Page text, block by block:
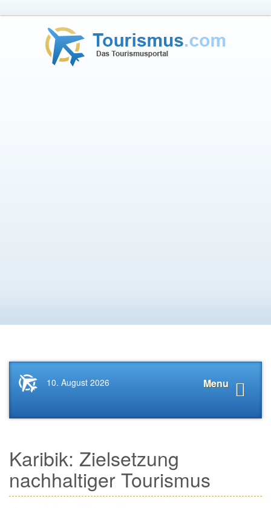
Startseite
News.Tourismus.com
Menu
10. August 2026
Karibik: Zielsetzung
nachhaltiger Tourismus